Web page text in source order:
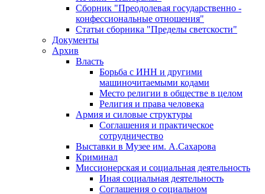
Сборник "Преодолевая государственно -
конфессиональные отношения"
Статьи сборника "Пределы светскости"
Документы
Архив
Власть
Борьба с ИНН и другими
машиночитаемыми кодами
Место религии в обществе в целом
Религия и права человека
Армия и силовые структуры
Соглашения и практическое
сотрудничество
Выставки в Музее им. А.Сахарова
Криминал
Миссионерская и социальная деятельность
Иная социальная деятельность
Соглашения о социальном